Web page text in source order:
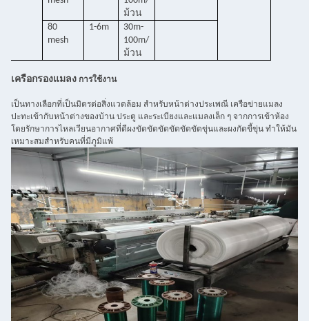
ม้วน
80
mesh
1-6m
30m-
100m/
ม้วน
เครือกรองแมลง การใช้งาน
เป็นทางเลือกที่เป็นมิตรต่อสิ่งแวดล้อม สําหรับหน้าต่างประเพณี เครือข่ายแมลง
ปะทะเข้ากับหน้าต่างของบ้าน ประตู และระเบียงและแมลงเล็ก ๆ จากการเข้าห้อง
โดยรักษาการไหลเวียนอากาศที่ดีผงขัดขัดขัดขัดขัดขัดขุ่นและผงกัดขี้ขุ่น ทําให้มัน
เหมาะสมสําหรับคนที่มีภูมิแพ้